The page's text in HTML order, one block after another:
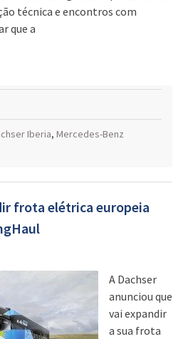
técnica e encontros com
que a
Iberia, Mercedes-Benz
frota elétrica europeia
A Dachser
anunciou que
vai expandir
a sua frota